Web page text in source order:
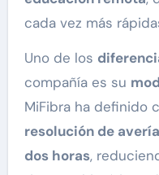
cada vez más
Uno de los
compañía es su
MiFibra ha definido
resolución de
dos horas,